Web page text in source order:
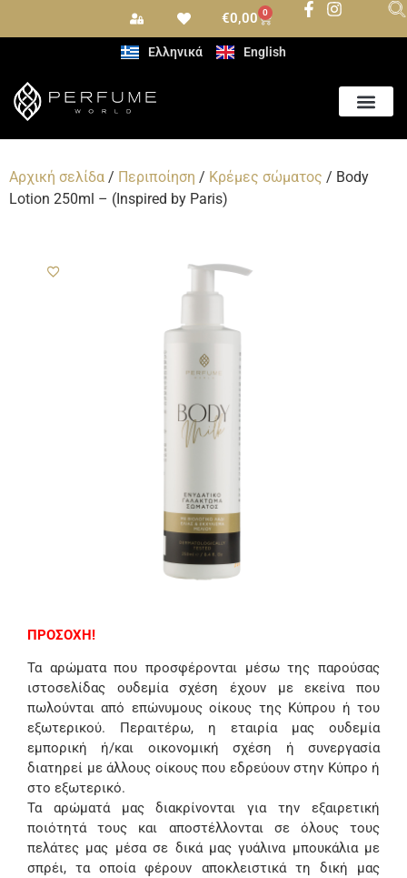
€0,00 0
Ελληνικά English
Αρχική σελίδα / Περιποίηση / Κρέμες σώματος / Body
Lotion 250ml – (Inspired by Paris)
ΠΡΟΣΟΧΗ!
Τα αρώματα που προσφέρονται μέσω της παρούσας
ιστοσελίδας ουδεμία σχέση έχουν με εκείνα που
πωλούνται από επώνυμους οίκους της Κύπρου ή του
εξωτερικού. Περαιτέρω, η εταιρία μας ουδεμία
εμπορική ή/και οικονομική σχέση ή συνεργασία
διατηρεί με άλλους οίκους που εδρεύουν στην Κύπρο ή
στο εξωτερικό.
Τα αρώματά μας διακρίνονται για την εξαιρετική
ποιότητά τους και αποστέλλονται σε όλους τους
πελάτες μας μέσα σε δικά μας γυάλινα μπουκάλια με
σπρέι, τα οποία φέρουν αποκλειστικά τη δική μας